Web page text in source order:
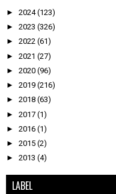
► 2024(123)
► 2023 (326)
► 2022 (61)
► 2021 (27)
► 2020 (96)
► 2019 (216)
► 2018 (63)
► 2017 (1)
► 2016 (1)
► 2015 (2)
► 2013 (4)
LABEL